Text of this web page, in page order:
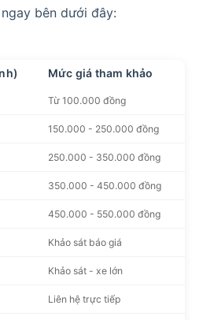
bên dưới đây:
Mức giá tham khảo
Từ 100.000 đồng
150.000 - 250.000 đồng
250.000 - 350.000 đồng
350.000 - 450.000 đồng
450.000 - 550.000 đồng
Khảo sát báo giá
Khảo sát - xe lớn
Liên hệ trực tiếp